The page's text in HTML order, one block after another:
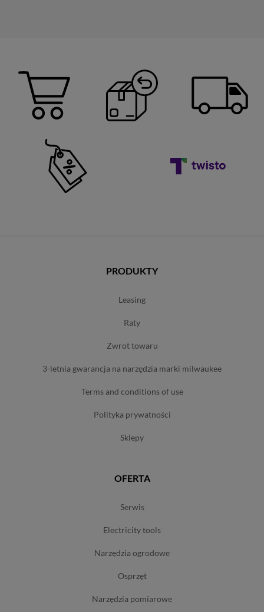
PRODUKTY
leasing
raty
zwrot towaru
3-letnia gwarancja na narzędzia marki milwaukee
terms and conditions of use
polityka prywatności
sklepy
OFERTA
serwis
electricity tools
narzędzia ogrodowe
osprzęt
narzędzia pomiarowe